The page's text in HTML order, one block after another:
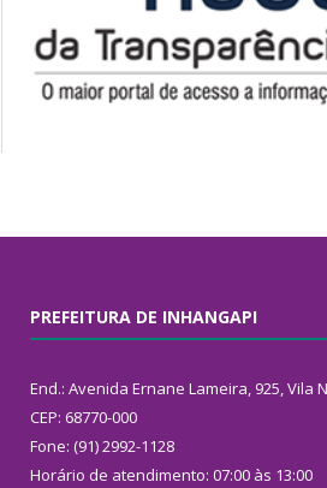
PREFEITURA DE INHANGAPI
End.: Avenida Ernane Lameira, 925, Vila
CEP: 68770-000
Fone: (91) 2992-1128
Horário de atendimento: 07:00 às 13:00